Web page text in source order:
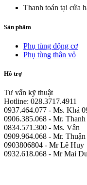
Thanh toán tại cửa
Sản phẩm
Phụ tùng động cơ
Phụ tùng thân vỏ
Hỗ trợ
Tư vấn kỹ thuật
Hotline: 028.3717.4911
0937.464.077 - Ms. Khá
0906.385.068 - Mr.
0834.571.300 - Ms. Vân
0909.964.068 - Mr. Thuận
0903806804 - Mr Lê Huy
0932.618.068 - Mr Mai